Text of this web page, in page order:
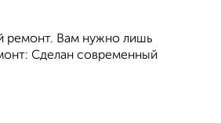
ремонт. Вам нужно лишь
Сделан современный